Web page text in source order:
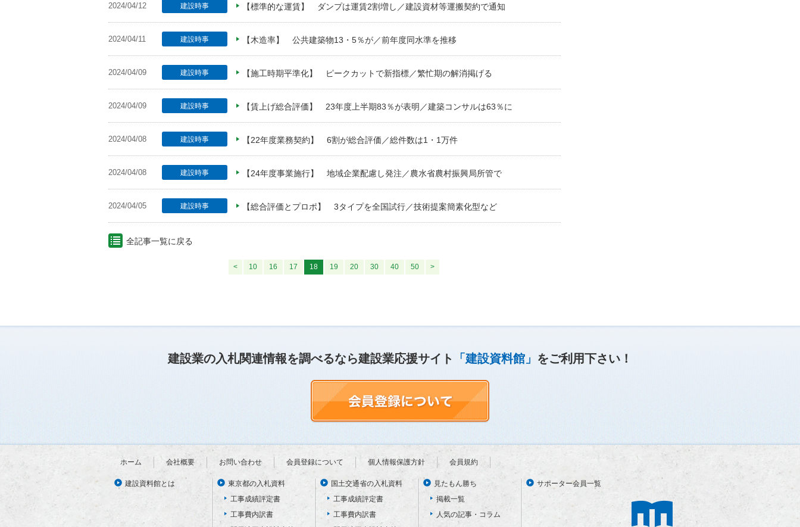
建設時事
2024/04/12 【標準的な運賃】 ダンプは運賃2割増し／建設資材等運搬契約で通知
建設時事
2024/04/11 【木造率】 公共建築物13・5％が／前年度同水準を推移
建設時事
2024/04/09 【施工時期平準化】 ピークカットで新指標／繁忙期の解消掲げる
建設時事
2024/04/09 【賃上げ総合評価】 23年度上半期83％が表明／建築コンサルは63％に
建設時事
2024/04/08 【22年度業務契約】 6割が総合評価／総件数は1・1万件
建設時事
2024/04/08 【24年度事業施行】 地域企業配慮し発注／農水省農村振興局所管で
建設時事
2024/04/05 【総合評価とプロポ】 3タイプを全国試行／技術提案簡素化型など
全記事一覧に戻る
< 10 16 17 18 19 20 30 40 50 >
建設業の入札関連情報を調べるなら建設業応援サイト 「建設資料館」 をご利用下さい！
ホーム 会社概要 お問い合わせ 会員登録について 個人情報保護方針 会員規約
建設資料館とは
東京都の入札資料
工事成績評定書
工事費内訳書
国土交通省の入札資料
工事成績評定書
工事費内訳書
見たもん勝ち
掲載一覧
人気の記事・コラム
サポーター会員一覧